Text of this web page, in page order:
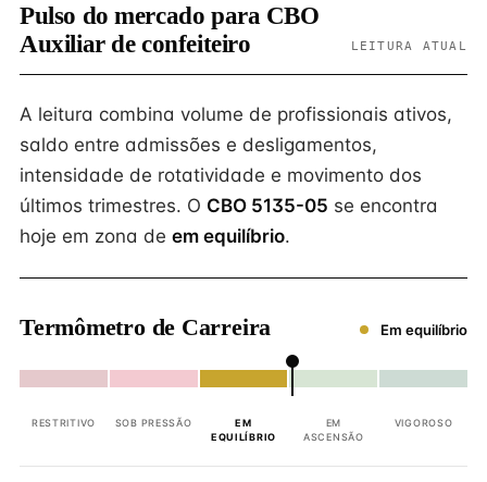
Pulso do mercado para CBO
Auxiliar de confeiteiro
LEITURA ATUAL
A leitura combina volume de profissionais ativos,
saldo entre admissões e desligamentos,
intensidade de rotatividade e movimento dos
últimos trimestres. O CBO 5135-05 se encontra
hoje em zona de em equilíbrio.
Termômetro de Carreira Em equilíbrio
RESTRITIVO SOB PRESSÃO
EM
EQUILÍBRIO
EM
ASCENSÃO
VIGOROSO